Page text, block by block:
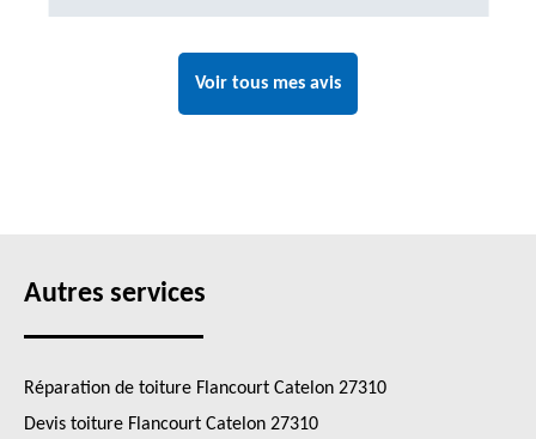
Voir tous mes avis
Autres services
Réparation de toiture Flancourt Catelon 27310
Devis toiture Flancourt Catelon 27310